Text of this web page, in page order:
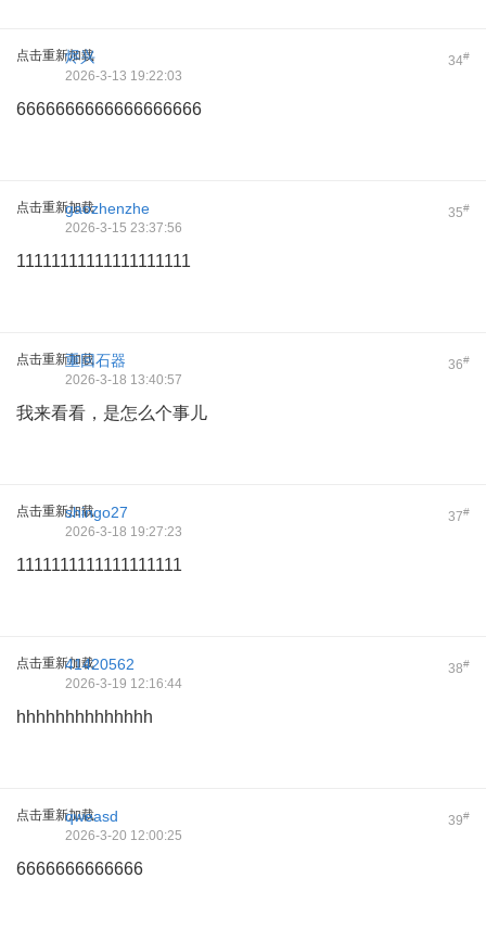
点击重新加载 34#
烬兴
2026-3-13 19:22:03
6666666666666666666
点击重新加载 35#
gaozhenzhe
2026-3-15 23:37:56
11111111111111111111
点击重新加载 36#
重回石器
2026-3-18 13:40:57
我来看看，是怎么个事儿
点击重新加载 37#
shingo27
2026-3-18 19:27:23
1111111111111111111
点击重新加载 38#
41420562
2026-3-19 12:16:44
hhhhhhhhhhhhhh
点击重新加载 39#
qweasd
2026-3-20 12:00:25
6666666666666